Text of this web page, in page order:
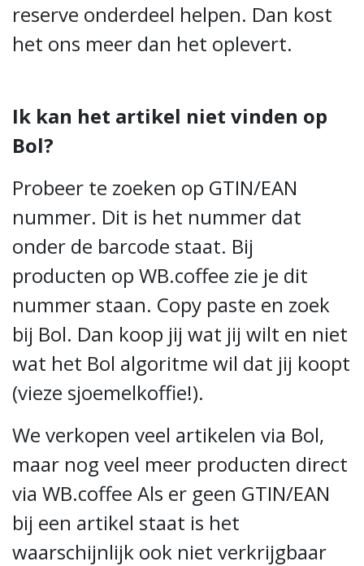
reserve onderdeel helpen. Dan kost
het ons meer dan het oplevert.
Ik kan het artikel niet vinden op
Bol?
Probeer te zoeken op GTIN/EAN
nummer. Dit is het nummer dat
onder de barcode staat. Bij
producten op WB.coffee zie je dit
nummer staan. Copy paste en zoek
bij Bol. Dan koop jij wat jij wilt en niet
wat het Bol algoritme wil dat jij koopt
(vieze sjoemelkoffie!).
We verkopen veel artikelen via Bol,
maar nog veel meer producten direct
via WB.coffee Als er geen GTIN/EAN
bij een artikel staat is het
waarschijnlijk ook niet verkrijgbaar